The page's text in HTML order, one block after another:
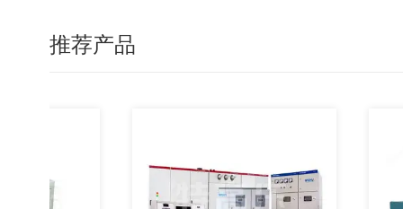
推荐产品